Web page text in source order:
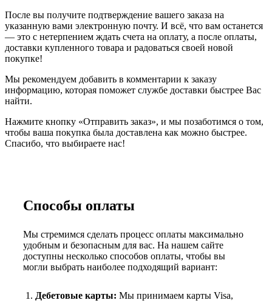
После вы получите подтверждение вашего заказа на
указанную вами электронную почту. И всё, что вам останется
— это с нетерпением ждать счета на оплату, а после оплаты,
доставки купленного товара и радоваться своей новой
покупке!
Мы рекомендуем добавить в комментарии к заказу
информацию, которая поможет службе доставки быстрее Вас
найти.
Нажмите кнопку «Отправить заказ», и мы позаботимся о том,
чтобы ваша покупка была доставлена как можно быстрее.
Спасибо, что выбираете нас!
Способы оплаты
Мы стремимся сделать процесс оплаты максимально
удобным и безопасным для вас. На нашем сайте
доступны несколько способов оплаты, чтобы вы
могли выбрать наиболее подходящий вариант:
Дебетовые карты: Мы принимаем карты Visa,